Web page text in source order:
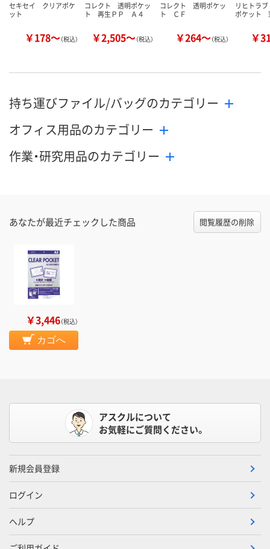
セキセイ クリアポケ
ット
￥178～（税込）
コレクト 透明ポケッ
ト 再生ＰＰ Ａ４
￥2,505～（税込）
コレクト 透明ポケッ
ト ＣＦ
￥264～（税込）
リヒトラ
ポケット
￥
持ち運びファイル/バッグのカテゴリー
オフィス用品のカテゴリー
作業・研究用品のカテゴリー
あなたが最近チェックした商品 閲覧履歴の削除
￥3,446（税込）
カゴへ
アスクルについて
お気軽にご質問ください。
新規会員登録
ログイン
ヘルプ